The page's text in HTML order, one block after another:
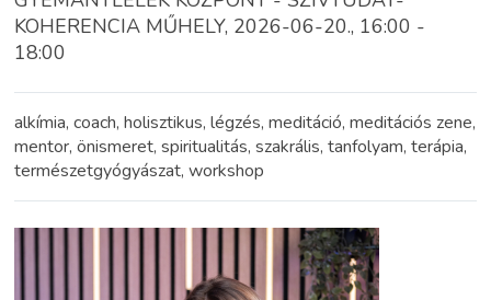
KOHERENCIA MŰHELY, 2026-06-20., 16:00 -
18:00
alkímia, coach, holisztikus, légzés, meditáció, meditációs zene,
mentor, önismeret, spiritualitás, szakrális, tanfolyam, terápia,
természetgyógyászat, workshop